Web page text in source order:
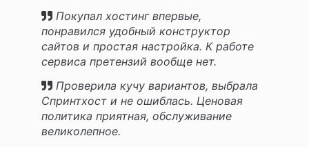
Покупал хостинг впервые,
понравился удобный конструктор
сайтов и простая настройка. К работе
сервиса претензий вообще нет.
Проверила кучу вариантов, выбрала
Спринтхост и не ошиблась. Ценовая
политика приятная, обслуживание
великолепное.